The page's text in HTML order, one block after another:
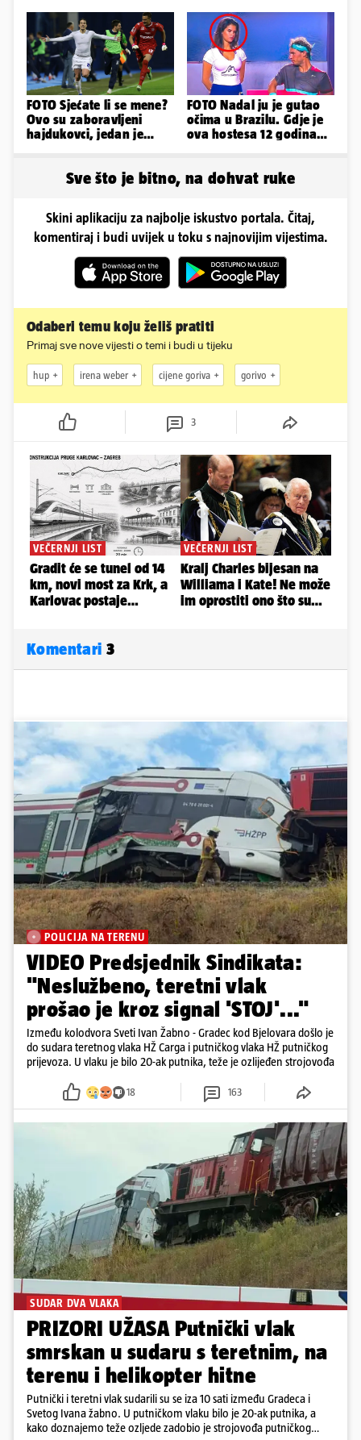
FOTO Sjećate li se mene?
Ovo su zaboravljeni
hajdukovci, jedan je
FOTO Nadal ju je gutao
očima u Brazilu. Gdje je
ova hostesa 12 godina
Sve što je bitno, na dohvat ruke
Skini aplikaciju za najbolje iskustvo portala. Čitaj,
komentiraj i budi uvijek u toku s najnovijim vijestima.
Odaberi temu koju želiš pratiti
Primaj sve nove vijesti o temi i budi u tijeku
hup irena weber cijene goriva gorivo
3
Komentari 3
POLICIJA NA TERENU
VIDEO Predsjednik Sindikata:
"Neslužbeno, teretni vlak
prošao je kroz signal 'STOJ'..."
Između kolodvora Sveti Ivan Žabno - Gradec kod Bjelovara došlo je
do sudara teretnog vlaka HŽ Carga i putničkog vlaka HŽ putničkog
prijevoza. U vlaku je bilo 20-ak putnika, teže je ozlijeđen strojovođa
18 163
SUDAR DVA VLAKA
PRIZORI UŽASA Putnički vlak
smrskan u sudaru s teretnim, na
terenu i helikopter hitne
Putnički i teretni vlak sudarili su se iza 10 sati između Gradeca i
Svetog Ivana žabno. U putničkom vlaku bilo je 20-ak putnika, a
kako doznajemo teže ozljede zadobio je strojovođa putničkog